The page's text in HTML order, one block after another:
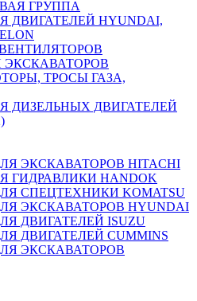
ГРУППА
ДВИГАТЕЛЕЙ HYUNDAI,
ЭКСКАВАТОРОВ
ТРОСЫ ГАЗА,
ДИЗЕЛЬНЫХ ДВИГАТЕЛЕЙ
ЭКСКАВАТОРОВ HITACHI
ГИДРАВЛИКИ HANDOK
СПЕЦТЕХНИКИ KOMATSU
ЭКСКАВАТОРОВ HYUNDAI
ДВИГАТЕЛЕЙ ISUZU
ДВИГАТЕЛЕЙ CUMMINS
ЭКСКАВАТОРОВ